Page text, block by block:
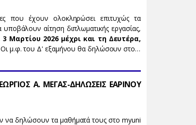
που έχουν ολοκληρώσει επιτυχώς τα
αίτηση διπλωματικής εργασίας,
3 Μαρτίου 2026 μέχρι και τη Δευτέρα,
μ.φ. του Δ' εξαμήνου θα δηλώσουν στο…
Α. ΜΕΓΑΣ-ΔΗΛΩΣΕΙΣ ΕΑΡΙΝΟΥ
να δηλώσουν τα μαθήματά τους στο myuni